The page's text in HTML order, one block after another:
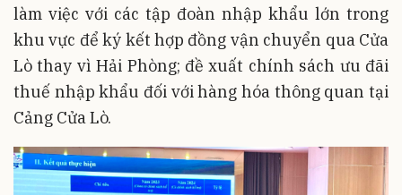
làm việc với các tập đoàn nhập khẩu lớn trong
khu vực để ký kết hợp đồng vận chuyển qua Cửa
Lò thay vì Hải Phòng; đề xuất chính sách ưu đãi
thuế nhập khẩu đối với hàng hóa thông quan tại
Cảng Cửa Lò.